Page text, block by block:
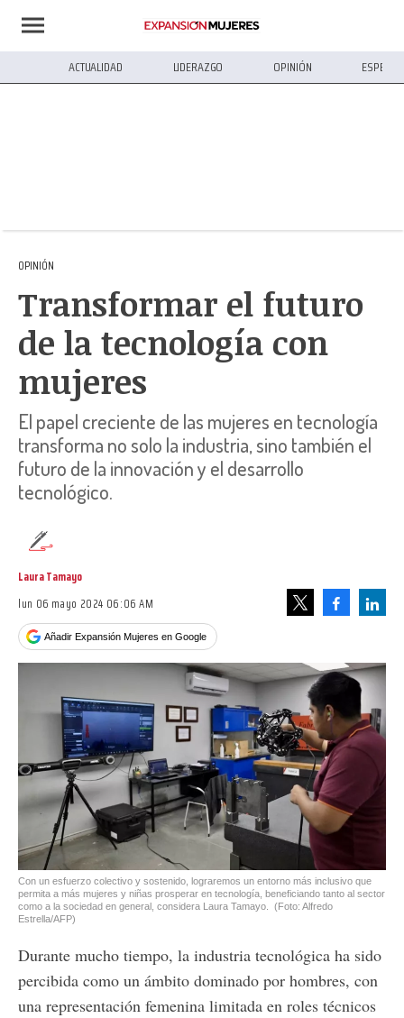
ACTUALIDAD LIDERAZGO OPINIÓN
OPINIÓN
Transformar el futuro
de la tecnología con
mujeres
El papel creciente de las mujeres en tecnología
transforma no solo la industria, sino también el
futuro de la innovación y el desarrollo
tecnológico.
Laura Tamayo
lun 06 mayo 2024 06:06 AM
Añadir Expansión Mujeres en Google
Facebook
Con un esfuerzo colectivo y sostenido, lograremos un entorno más inclusivo que
permita a más mujeres y niñas prosperar en tecnología, beneficiando tanto al sector
como a la sociedad en general, considera Laura Tamayo.
(Foto: Alfredo
Estrella/AFP)
Durante mucho tiempo, la industria tecnológica ha sido
percibida como un ámbito dominado por hombres, con
una representación femenina limitada en roles técnicos